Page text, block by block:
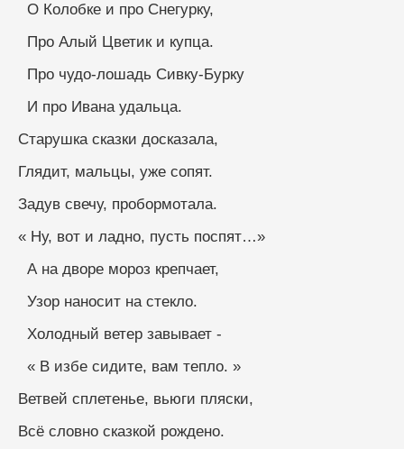
  О Колобке и про Снегурку,
  Про Алый Цветик и купца.
  Про чудо-лошадь Сивку-Бурку
  И про Ивана удальца.
Старушка сказки досказала,
Глядит, мальцы, уже сопят.
Задув свечу, пробормотала.
« Ну, вот и ладно, пусть поспят…»
  А на дворе мороз крепчает,
  Узор наносит на стекло.
  Холодный ветер завывает -
  « В избе сидите, вам тепло. »
Ветвей сплетенье, вьюги пляски,
Всё словно сказкой рождено.